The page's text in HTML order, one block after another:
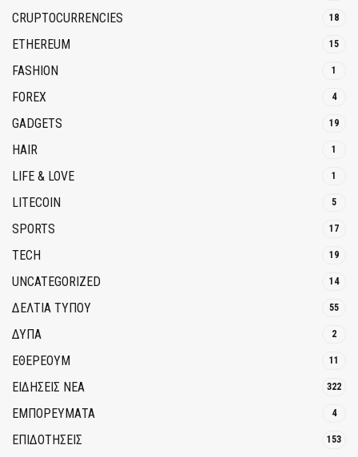
CRUPTOCURRENCIES 18
ETHEREUM 15
FASHION 1
FOREX 4
GADGETS 19
HAIR 1
LIFE & LOVE 1
LITECOIN 5
SPORTS 17
TECH 19
UNCATEGORIZED 14
ΔΕΛΤΙΑ ΤΥΠΟΥ 55
ΔΥΠΑ 2
ΕΘΈΡΕΟΥΜ 11
ΕΙΔΗΣΕΙΣ ΝΕΑ 322
ΕΜΠΟΡΕΥΜΑΤΑ 4
ΕΠΙΔΟΤΗΣΕΙΣ 153